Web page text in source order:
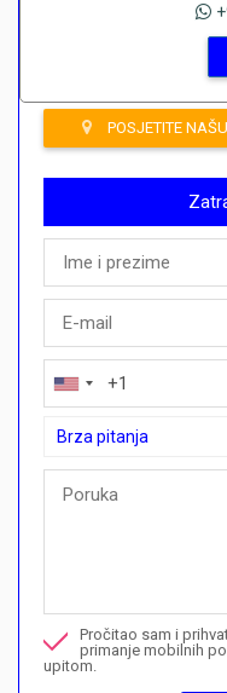
POSJETITE
Brza pitanja
Brza pitanja
Želim da
Pročitao sam i
primanje mobilnih
upitom.